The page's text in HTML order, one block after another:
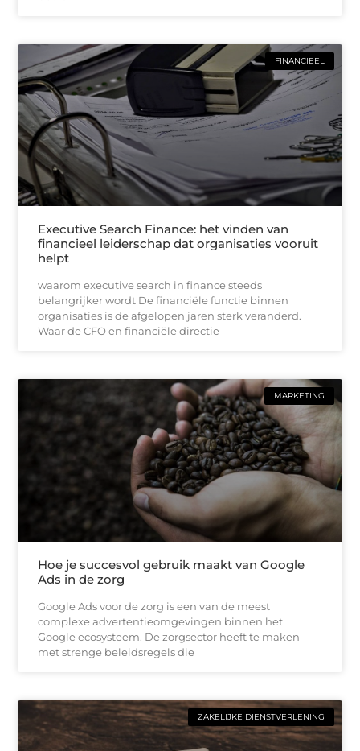
FINANCIEEL
Executive Search Finance: het vinden van
financieel leiderschap dat organisaties vooruit
helpt
waarom executive search in finance steeds
belangrijker wordt De financiële functie binnen
organisaties is de afgelopen jaren sterk veranderd.
Waar de CFO en financiële directie
MARKETING
Hoe je succesvol gebruik maakt van Google
Ads in de zorg
Google Ads voor de zorg is een van de meest
complexe advertentieomgevingen binnen het
Google ecosysteem. De zorgsector heeft te maken
met strenge beleidsregels die
ZAKELIJKE DIENSTVERLENING